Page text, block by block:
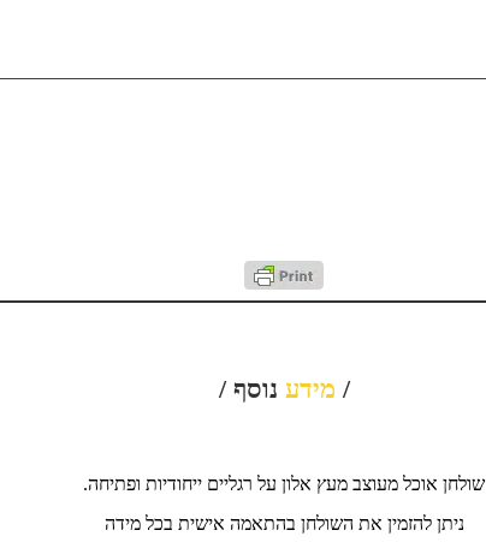
/ מידע נוסף /
שולחן אוכל מעוצב מעץ אלון על רגליים ייחודיות ופתיחה.
ניתן להזמין את השולחן בהתאמה אישית בכל מידה